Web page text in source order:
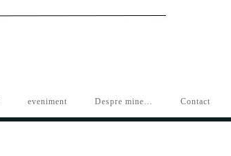
eveniment Despre mine… Contact